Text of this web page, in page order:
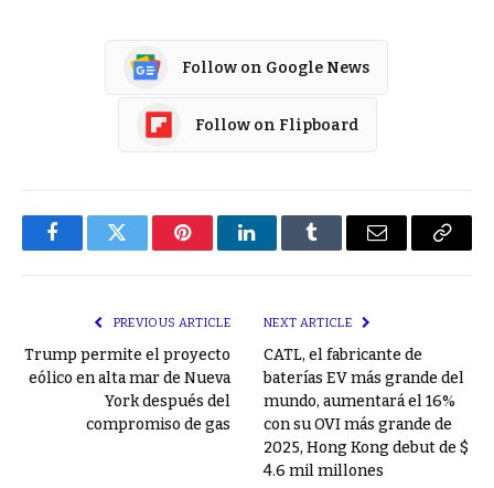
Follow on Google News
Follow on Flipboard
FacebookTwitter PinterestLinkedInTumblr Email
Copy
PREVIOUS ARTICLE
Trump permite el proyecto
eólico en alta mar de Nueva
York después del
compromiso de gas
NEXT ARTICLE
CATL, el fabricante de
baterías EV más grande del
mundo, aumentará el 16%
con su OVI más grande de
2025, Hong Kong debut de $
4.6 mil millones